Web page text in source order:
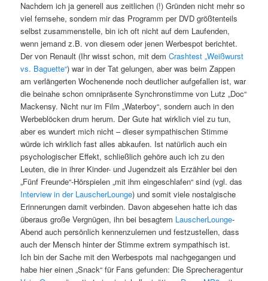
Nachdem ich ja generell aus zeitlichen (!) Gründen nicht mehr so
viel fernsehe, sondern mir das Programm per DVD größtenteils
selbst zusammenstelle, bin ich oft nicht auf dem Laufenden,
wenn jemand z.B. von diesem oder jenen Werbespot berichtet.
Der von Renault (Ihr wisst schon, mit demCrashtest „Weißwurst
vs. Baguette“) war in der Tat gelungen, aber was beim Zappen
am verlängerten Wochenende noch deutlicher aufgefallen ist, war
die beinahe schon omnipräsente Synchronstimme von Lutz „Doc“
Mackensy. Nicht nur im Film „Waterboy“, sondern auch in den
Werbeblöcken drum herum. Der Gute hat wirklich viel zu tun,
aber es wundert mich nicht – dieser sympathischen Stimme
würde ich wirklich fast alles abkaufen. Ist natürlich auch ein
psychologischer Effekt, schließlich gehöre auch ich zu den
Leuten, die in ihrer Kinder- und Jugendzeit als Erzähler bei den
„Fünf Freunde“-Hörspielen „mit ihm eingeschlafen“ sind (vgl. das
Interview in der LauscherLounge) und somit viele nostalgische
Erinnerungen damit verbinden. Davon abgesehen hatte ich das
überaus große Vergnügen, ihn bei besagtem LauscherLounge-
Abend auch persönlich kennenzulernen und festzustellen, dass
auch der Mensch hinter der Stimme extrem sympathisch ist.
Ich bin der Sache mit den Werbespots mal nachgegangen und
habe hier einen „Snack“ für Fans gefunden: Die Sprecheragentur